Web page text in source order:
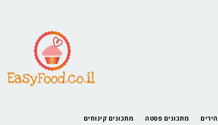
מתכונים פסטה מתכונים קינוחים